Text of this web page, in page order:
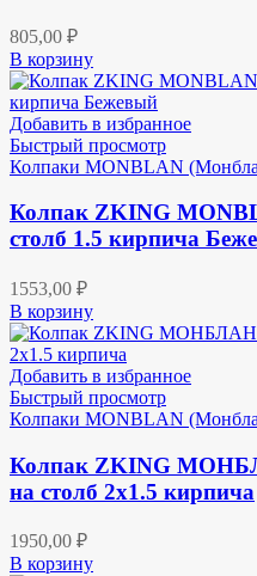
805,00 ₽
В корзину
Добавить в избранное
Быстрый просмотр
Колпаки MONBLAN
Колпак ZKING
столб 1.5 кирпича
1553,00 ₽
В корзину
Добавить в избранное
Быстрый просмотр
Колпаки MONBLAN
Колпак ZKING
на столб 2х1.5 кирпича
1950,00 ₽
В корзину